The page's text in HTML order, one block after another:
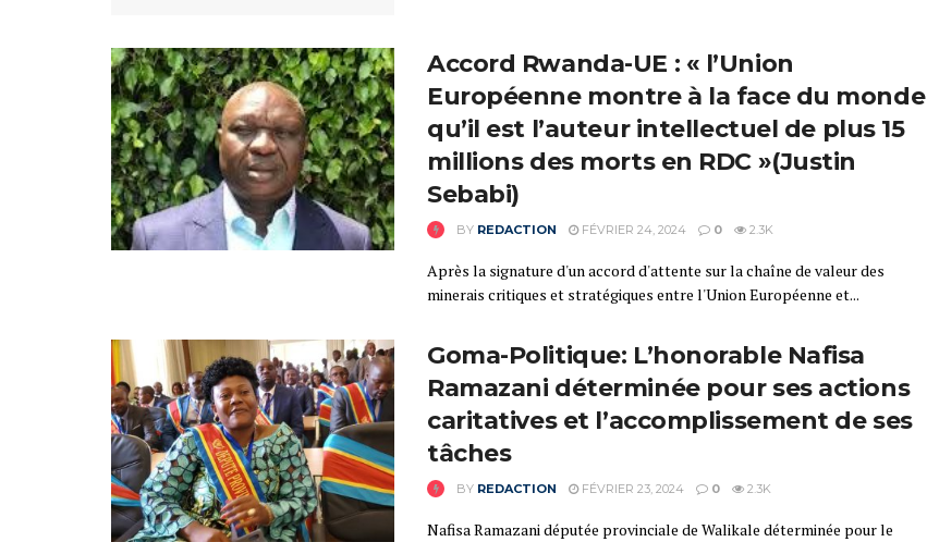
Accord Rwanda-UE : « l’Union
Européenne montre à la face du monde
qu’il est l’auteur intellectuel de plus 15
millions des morts en RDC »(Justin
Sebabi)
BY REDACTION FÉVRIER 24, 2024 0 2.3K
Après la signature d'un accord d'attente sur la chaîne de valeur des
minerais critiques et stratégiques entre l'Union Européenne et...
Goma-Politique: L’honorable Nafisa
Ramazani déterminée pour ses actions
caritatives et l’accomplissement de ses
tâches
BY REDACTION FÉVRIER 23, 2024 0 2.3K
Nafisa Ramazani députée provinciale de Walikale déterminée pour le